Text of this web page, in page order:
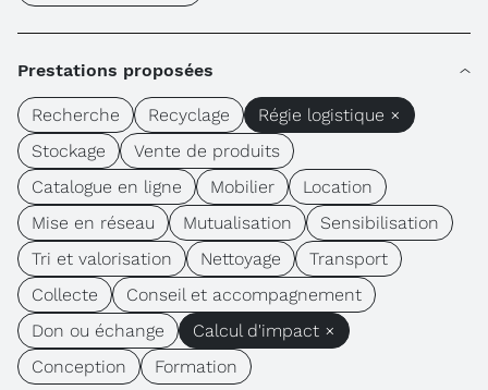
Prestations proposées
Recherche Recyclage
Régie logistique ×
Stockage
Vente de produits
Catalogue en ligne
Mobilier
Location
Mise en réseau
Mutualisation
Sensibilisation
Tri et valorisation
Nettoyage
Transport
Collecte
Conseil et accompagnement
Don ou échange
Calcul d'impact ×
Conception
Formation